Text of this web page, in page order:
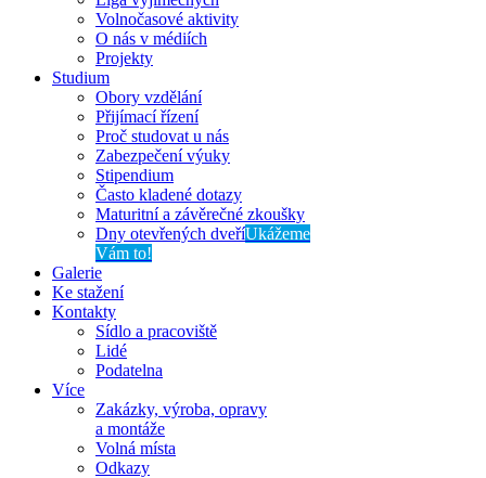
Volnočasové aktivity
O nás v médiích
Projekty
Studium
Obory vzdělání
Přijímací řízení
Proč studovat u nás
Zabezpečení výuky
Stipendium
Často kladené dotazy
Maturitní a závěrečné zkoušky
Dny otevřených dveříUkážeme
Vám to!
Galerie
Ke stažení
Kontakty
Sídlo a pracoviště
Lidé
Podatelna
Více
Zakázky, výroba, opravy
a montáže
Volná místa
Odkazy